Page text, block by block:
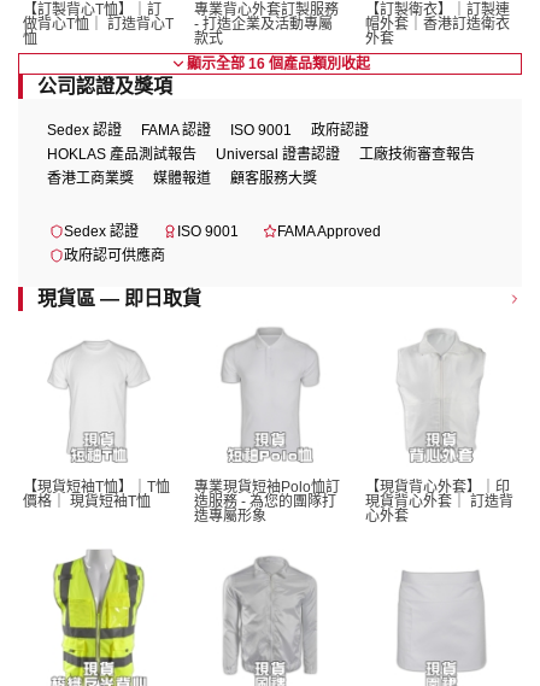
【訂製背心T恤】｜訂
做背心T恤｜ 訂造背心T
恤
專業背心外套訂製服務
- 打造企業及活動專屬
款式
【訂製衛衣】｜訂製連
帽外套｜香港訂造衛衣
外套
顯示全部 16 個產品類別收起
公司認證及獎項
Sedex 認證 FAMA 認證 ISO 9001
政府認證
HOKLAS 產品測試報告
Universal 證書認證
工廠技術審查報告
香港工商業獎
媒體報道 顧客服務大獎
Sedex 認證 ISO 9001
FAMA Approved
政府認可供應商
現貨區 — 即日取貨
【現貨短袖T恤】｜T恤
價格｜ 現貨短袖T恤
專業現貨短袖Polo恤訂
造服務 - 為您的團隊打
造專屬形象
【現貨背心外套】｜印
現貨背心外套｜ 訂造背
心外套